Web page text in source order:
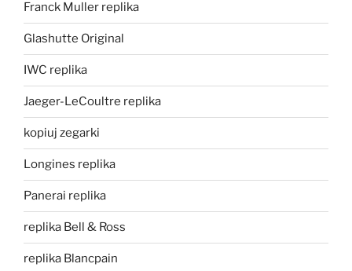
Franck Muller replika
Glashutte Original
IWC replika
Jaeger-LeCoultre replika
kopiuj zegarki
Longines replika
Panerai replika
replika Bell & Ross
replika Blancpain